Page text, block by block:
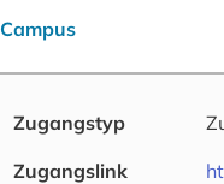
Campus
Zugangstyp
Zugangslink